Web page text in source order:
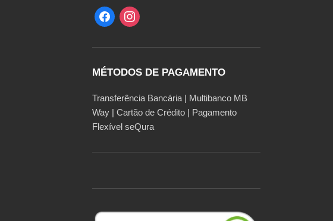
MÉTODOS DE PAGAMENTO
Transferência Bancária | Multibanco MB
Way | Cartão de Crédito | Pagamento
Flexível seQura